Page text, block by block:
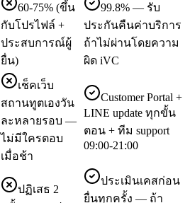
60-75% (ขึ้น
กับโปรไฟล์ +
ประสบการณ์ผู้
ยื่น)
99.8% — รับ
ประกันคืนค่าบริการ
ถ้าไม่ผ่านโดยความ
ผิด iVC
เช็คเว็บ
สถานทูตเองวัน
ละหลายรอบ —
ไม่มีใครตอบ
เมื่อช้า
Customer Portal +
LINE update ทุกขั้น
ตอน + ทีม support
09:00-21:00
ปฏิเสธ 2
ประเมินเคสก่อน
ยื่นทุกครั้ง — ถ้า